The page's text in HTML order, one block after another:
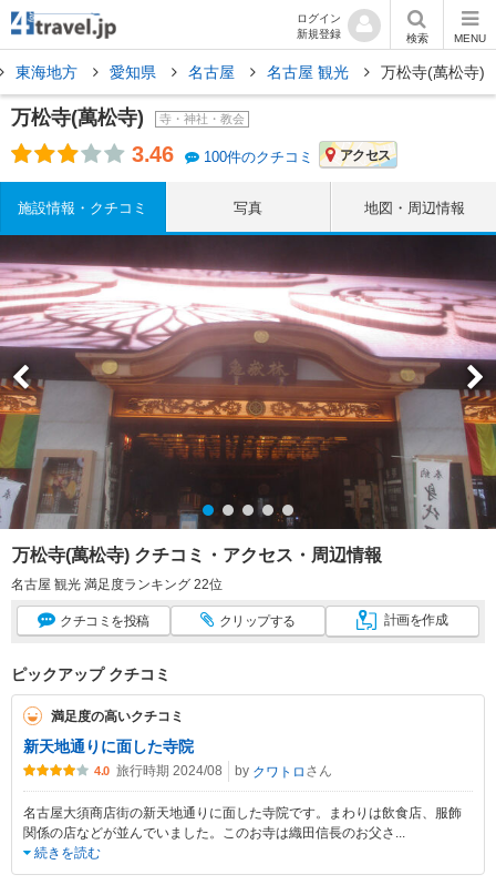
ログイン
新規登録
検索 MENU
東海地方 愛知県 名古屋 名古屋 観光 万松寺(萬松寺)
万松寺(萬松寺) 寺・神社・教会
3.46 100件のクチコミ アクセス
施設情報・クチコミ 写真 地図・周辺情報
万松寺(萬松寺) クチコミ・アクセス・周辺情報
名古屋 観光 満足度ランキング 22位
クチコミ を投稿 クリップする 計画を作成
ピックアップ クチコミ
満足度の高いクチコミ
新天地通りに面した寺院
4.0 旅行時期 2024/08 by クワトロ さん
名古屋大須商店街の新天地通りに面した寺院です。まわりは飲食店、服飾
関係の店などが並んでいました。このお寺は織田信長のお父さ ...
続きを読む